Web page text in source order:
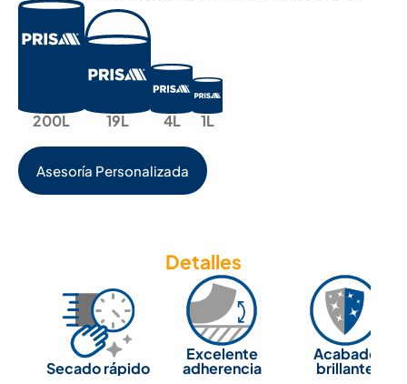
200L 19L 4L 1L
Asesoría Personalizada
Detalles
Secado rápido
Excelente
adherencia
Acabado
brillante